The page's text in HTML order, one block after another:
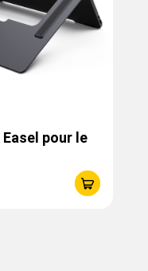
pour le